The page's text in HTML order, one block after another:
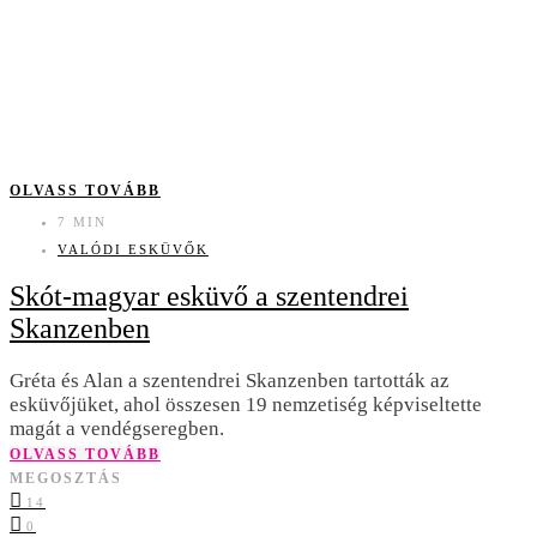
OLVASS TOVÁBB
7 MIN
VALÓDI ESKÜVŐK
Skót-magyar esküvő a szentendrei
Skanzenben
Gréta és Alan a szentendrei Skanzenben tartották az
esküvőjüket, ahol összesen 19 nemzetiség képviseltette
magát a vendégseregben.
OLVASS TOVÁBB
MEGOSZTÁS
14
0